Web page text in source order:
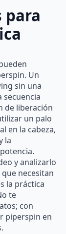
para
Un
sin una
secuencia
de liberación
un palo
en la cabeza,
la
y analizarlo
necesitan
la práctica
te
con
piperspin en